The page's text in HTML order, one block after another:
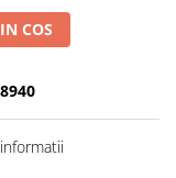
COS